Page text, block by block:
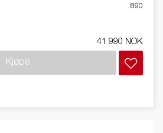
890
41 990 NOK
Kjøpe